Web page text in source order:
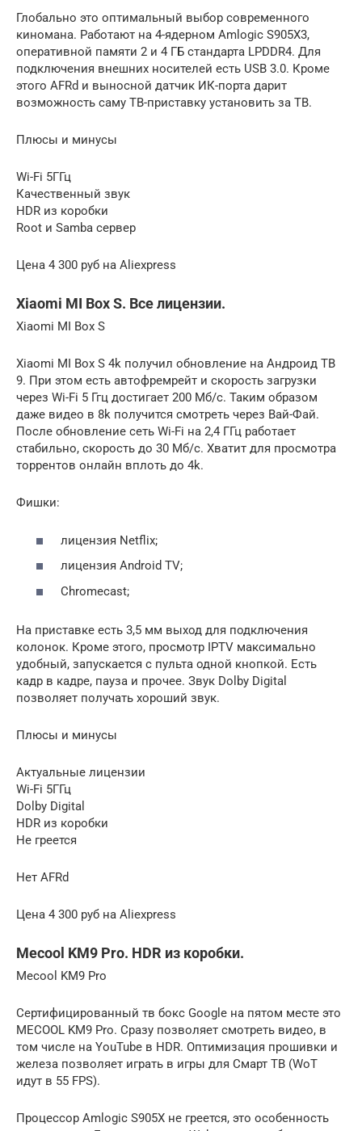
Глобально это оптимальный выбор современного
киномана. Работают на 4-ядерном Amlogic S905X3,
оперативной памяти 2 и 4 ГБ стандарта LPDDR4. Для
подключения внешних носителей есть USB 3.0. Кроме
этого AFRd и выносной датчик ИК-порта дарит
возможность саму ТВ-приставку установить за ТВ.
Плюсы и минусы
Wi-Fi 5ГГц
Качественный звук
HDR из коробки
Root и Samba сервер
Цена 4 300 руб на Aliexpress
Xiaomi MI Box S. Все лицензии.
Xiaomi MI Box S
Xiaomi MI Box S 4k получил обновление на Андроид ТВ
9. При этом есть автофремрейт и скорость загрузки
через Wi-Fi 5 Ггц достигает 200 Мб/с. Таким образом
даже видео в 8k получится смотреть через Вай-Фай.
После обновление сеть Wi-Fi на 2,4 ГГц работает
стабильно, скорость до 30 Мб/с. Хватит для просмотра
торрентов онлайн вплоть до 4k.
Фишки:
лицензия Netflix;
лицензия Android TV;
Chromecast;
На приставке есть 3,5 мм выход для подключения
колонок. Кроме этого, просмотр IPTV максимально
удобный, запускается с пульта одной кнопкой. Есть
кадр в кадре, пауза и прочее. Звук Dolby Digital
позволяет получать хороший звук.
Плюсы и минусы
Актуальные лицензии
Wi-Fi 5ГГц
Dolby Digital
HDR из коробки
Не греется
Нет AFRd
Цена 4 300 руб на Aliexpress
Mecool KM9 Pro. HDR из коробки.
Mecool KM9 Pro
Сертифицированный тв бокс Google на пятом месте это
MECOOL KM9 Pro. Сразу позволяет смотреть видео, в
том числе на YouTube в HDR. Оптимизация прошивки и
железа позволяет играть в игры для Смарт ТВ (WoT
идут в 55 FPS).
Процессор Amlogic S905X не греется, это особенность